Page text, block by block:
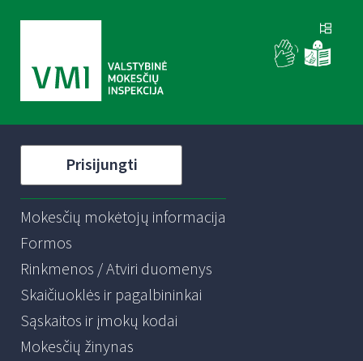
Prisijungti
Mokesčių mokėtojų informacija
Formos
Rinkmenos / Atviri duomenys
Skaičiuoklės ir pagalbininkai
Sąskaitos ir įmokų kodai
Mokesčių žinynas